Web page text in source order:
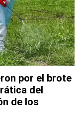
por el brote
del
de los